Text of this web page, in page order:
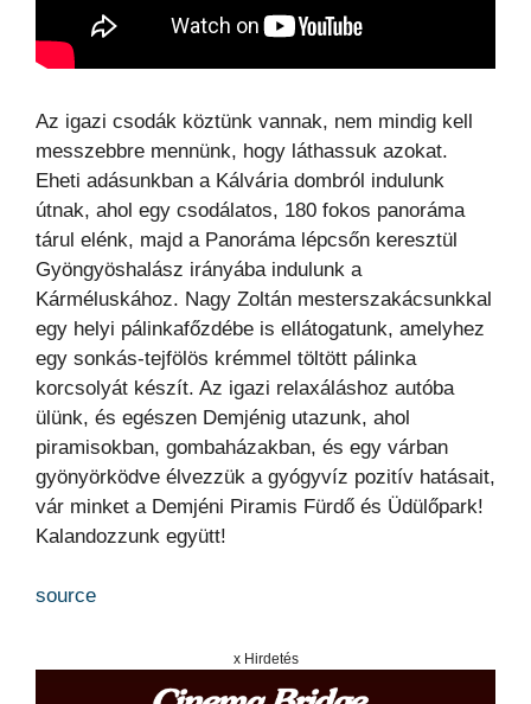
Az igazi csodák köztünk vannak, nem mindig kell
messzebbre mennünk, hogy láthassuk azokat.
Eheti adásunkban a Kálvária dombról indulunk
útnak, ahol egy csodálatos, 180 fokos panoráma
tárul elénk, majd a Panoráma lépcsőn keresztül
Gyöngyöshalász irányába indulunk a
Kárméluskához. Nagy Zoltán mesterszakácsunkkal
egy helyi pálinkafőzdébe is ellátogatunk, amelyhez
egy sonkás-tejfölös krémmel töltött pálinka
korcsolyát készít. Az igazi relaxáláshoz autóba
ülünk, és egészen Demjénig utazunk, ahol
piramisokban, gombaházakban, és egy várban
gyönyörködve élvezzük a gyógyvíz pozitív hatásait,
vár minket a Demjéni Piramis Fürdő és Üdülőpark!
Kalandozzunk együtt!
source
x Hirdetés